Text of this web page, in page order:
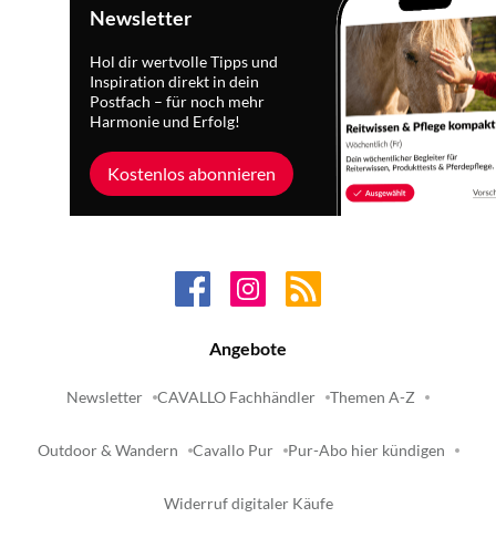
Newsletter
Hol dir wertvolle Tipps und
Inspiration direkt in dein
Postfach – für noch mehr
Harmonie und Erfolg!
Kostenlos abonnieren
Angebote
Newsletter CAVALLO Fachhändler Themen A-Z
Outdoor & Wandern Cavallo Pur Pur-Abo hier kündigen
Widerruf digitaler Käufe